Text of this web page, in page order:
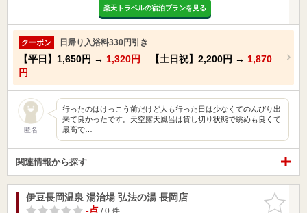
楽天トラベルの宿泊プランを見る
クーポン 日帰り入浴料330円引き
【平日】 1,650円 → 1,320円 【土日祝】 2,200円 → 1,870
円
匿名
行ったのはけっこう前だけど人も行った日は少なくてのんびり出
来て良かったです。天空露天風呂は貸し切り状態で眺めも良くて
最高で…
関連情報から探す
お気に入
りに追加
伊豆長岡温泉 湯治場 弘法の湯 長岡店
-点/ 0 件